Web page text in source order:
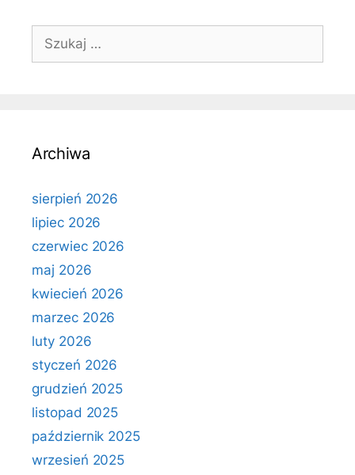
Szukaj:
Archiwa
sierpień 2026
lipiec 2026
czerwiec 2026
maj 2026
kwiecień 2026
marzec 2026
luty 2026
styczeń 2026
grudzień 2025
listopad 2025
październik 2025
wrzesień 2025